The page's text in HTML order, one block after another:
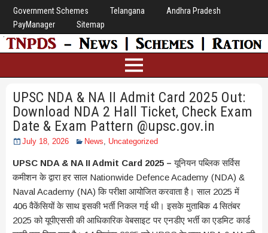
Government Schemes Telangana
Andhra Pradesh
PayManager
Sitemap
UPSC NDA & NA II Admit Card 2025 Out:
Download NDA 2 Hall Ticket, Check Exam
Date & Exam Pattern @upsc.gov.in
July 18, 2026 News Uncategorized
UPSC NDA & NA II Admit Card 2025 –यूनियन पब्लिक सर्विस
कमीशन के द्वारा हर साल Nationwide Defence Academy (NDA) &
Naval Academy (NA) कि परीक्षा आयोजित करवाता है। साल 2025 में
406 वैकेंसियों के साथ इसकी भर्ती निकल गई थी। इसके मुताबिक 4 सितंबर
2025 को यूपीएससी की आधिकारिक वेबसाइट पर एनडीए भर्ती का एडमिट कार्ड